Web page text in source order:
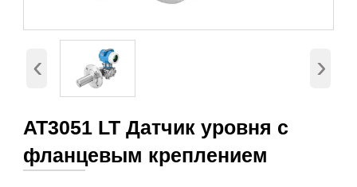
‹ ›
AT3051 LT Датчик уровня с
фланцевым креплением